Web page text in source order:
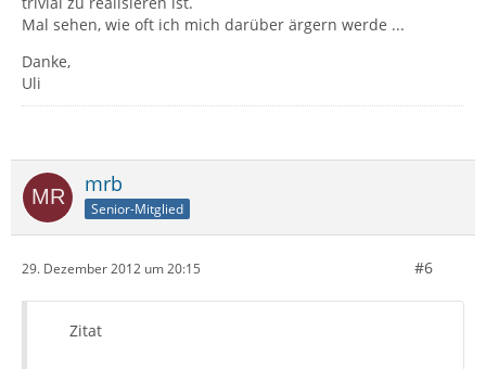
Mal sehen, wie oft ich mich darüber ärgern werde ...
Danke,
Uli
mrb
Senior-Mitglied
29. Dezember 2012 um 20:15 #6
Zitat